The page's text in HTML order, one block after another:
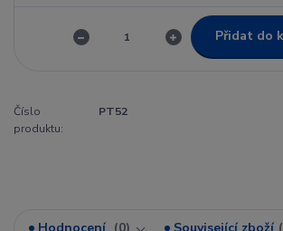
Přidat do
Číslo
produktu:
PT52